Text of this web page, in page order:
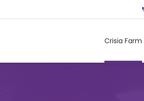
Crisia Farm